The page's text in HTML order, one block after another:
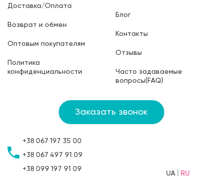
Доставка/Оплата
Возврат и обмен
Оптовым покупателям
Политика
конфиденциальности
Блог
Контакты
Отзывы
Часто задаваемые
вопросы(FAQ)
Заказать звонок
+38 067 197 35 00
+38 067 497 91 09
+38 099 197 91 09
UA RU